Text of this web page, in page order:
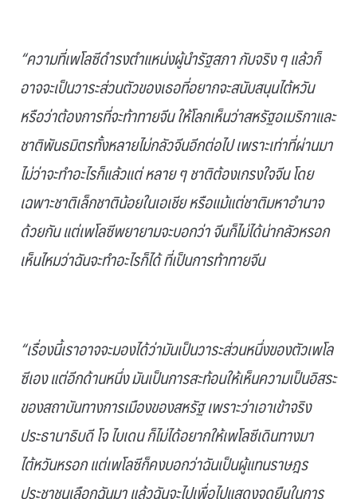
“ความที่เพโลซีดำรงตำแหน่งผู้นำรัฐสภา กับจริง ๆ แล้วก็
อาจจะเป็นวาระส่วนตัวของเธอที่อยากจะสนับสนุนไต้หวัน
หรือว่าต้องการที่จะท้าทายจีน ให้โลกเห็นว่าสหรัฐอเมริกาและ
ชาติพันธมิตรทั้งหลายไม่กลัวจีนอีกต่อไป เพราะเท่าที่ผ่านมา
ไม่ว่าจะทำอะไรก็แล้วแต่ หลาย ๆ ชาติต้องเกรงใจจีน โดย
เฉพาะชาติเล็กชาติน้อยในเอเชีย หรือแม้แต่ชาติมหาอำนาจ
ด้วยกัน แต่เพโลซีพยายามจะบอกว่า จีนก็ไม่ได้น่ากลัวหรอก
เห็นไหมว่าฉันจะทำอะไรก็ได้ ที่เป็นการท้าทายจีน
“เรื่องนี้เราอาจจะมองได้ว่ามันเป็นวาระส่วนหนึ่งของตัวเพโล
ซีเอง แต่อีกด้านหนึ่ง มันเป็นการสะท้อนให้เห็นความเป็นอิสระ
ของสถาบันทางการเมืองของสหรัฐ เพราะว่าเอาเข้าจริง
ประธานาธิบดี โจ ไบเดน ก็ไม่ได้อยากให้เพโลซีเดินทางมา
ไต้หวันหรอก แต่เพโลซีก็คงบอกว่าฉันเป็นผู้แทนราษฎร
ประชาชนเลือกฉันมา แล้วฉันจะไปเพื่อไปแสดงจุดยืนในการ